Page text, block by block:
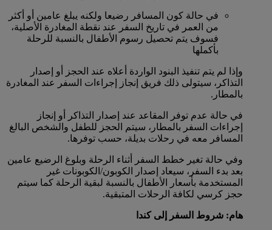
في حالة كون المسافر رضيعا ولكنه يبلغ عامين أو أكثر
من العمر في تاريخ السفر عند نقطة المغادرة الأصلية،
فسوف يتم تحصيل رسوم الأطفال بالنسبة للرحلة
بأكملها
وإذا لم يتم تنفيذ البنود الواردة أعلاه عند الحجز أو إصدار
التذاكر، سيتولى ذلك فريق إنجاز إجراءات السفر عند المغادرة
بالمطار.
في حالة عدم توفر المقاعد عند إصدار التذاكر أو إنجاز
إجراءات السفر بالمطار، سيتم الحجز للطفل والشخص البالغ
المسافر معه في رحلات بديلة، حسب توفرها.
وفي حالة تغير خطط السفر أثناء الرحلة وبلوغ الرضيع عامين
بعد بدء السفر، سيعاد إصدار الكوبون/الكوبونات غير
المستخدمة بأسعار الأطفال بالنسبة لبقية الرحلة كما سيتم
حجز كرسي لكافة الرحلات المتبقية.
هام: شروط السفر إلى كندا